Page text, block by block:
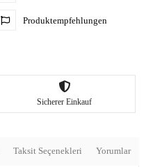
Produktempfehlungen
Sicherer Einkauf
Taksit Seçenekleri Yorumlar